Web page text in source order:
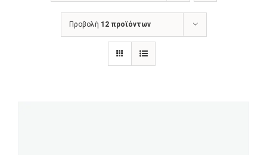
ΑΝΑΚΟΙΝΩΣΕΙΣ
ΠΡΑΚΤΙΚΗ ΑΣΚΗΣΗ
Προβολή 12 προϊόντων